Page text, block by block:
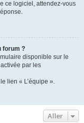
ce logiciel, attendez-vous
forum ?
disponible sur le
par les
lien « L’équipe ».
Aller